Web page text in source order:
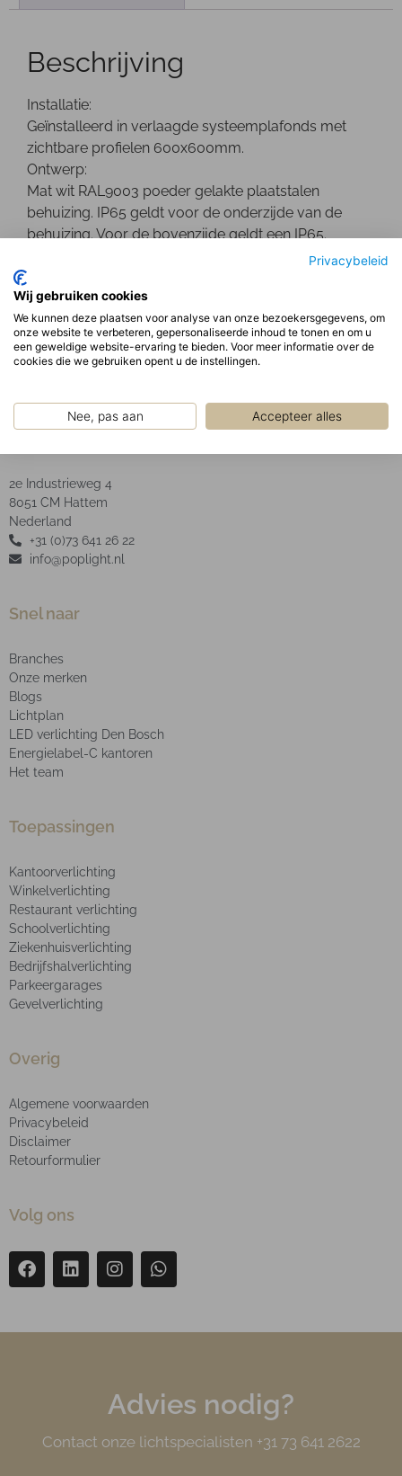
Privacybeleid
Wij gebruiken cookies
We kunnen deze plaatsen voor analyse van onze bezoekersgegevens, om
onze website te verbeteren, gepersonaliseerde inhoud te tonen en om u
een geweldige website-ervaring te bieden. Voor meer informatie over de
cookies die we gebruiken opent u de instellingen.
Nee, pas aan Accepteer alles
Beschrijving
Installatie:
Geïnstalleerd in verlaagde systeemplafonds met
zichtbare profielen 600x600mm.
Ontwerp:
Mat wit RAL9003 poeder gelakte plaatstalen
behuizing. IP65 geldt voor de onderzijde van de
behuizing. Voor de bovenzijde geldt een IP65.
bevestigd aan de behuizing met schroeven en
afgesloten is door middel van siliconen.
2e Industrieweg 4
8051 CM Hattem
Nederland
+31 (0)73 641 26 22
info@poplight.nl
Snel naar
Branches
Onze merken
Blogs
Lichtplan
LED verlichting Den Bosch
Energielabel-C kantoren
Het team
Toepassingen
Kantoorverlichting
Winkelverlichting
Restaurant verlichting
Schoolverlichting
Ziekenhuisverlichting
Bedrijfshalverlichting
Parkeergarages
Gevelverlichting
Overig
Algemene voorwaarden
Privacybeleid
Disclaimer
Retourformulier
Volg ons
Advies nodig?
Contact onze lichtspecialisten +31 73 641 2622